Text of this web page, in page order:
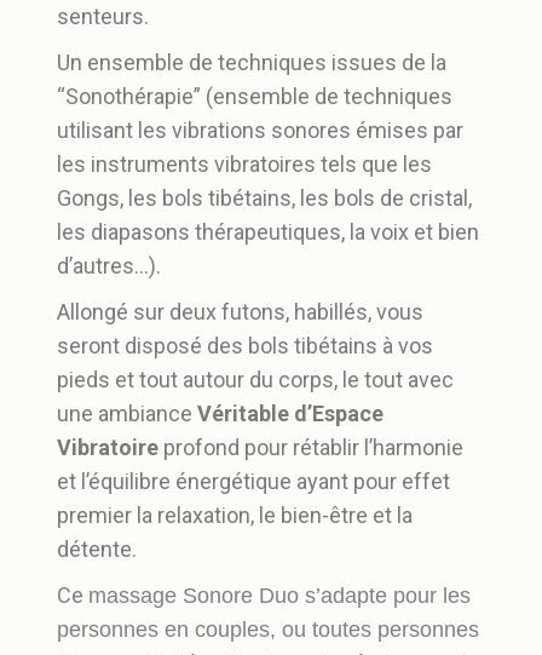
senteurs.
Un ensemble de techniques issues de la
“Sonothérapie” (ensemble de techniques
utilisant les vibrations sonores émises par
les instruments vibratoires tels que les
Gongs, les bols tibétains, les bols de cristal,
les diapasons thérapeutiques, la voix et bien
d’autres…).
Allongé sur deux futons, habillés, vous
seront disposé des bols tibétains à vos
pieds et tout autour du corps, le tout avec
une ambiance Véritable d’Espace
Vibratoireprofond pour rétablir l’harmonie
et l’équilibre énergétique ayant pour effet
premier la relaxation, le bien-être et la
détente.
Ce massage Sonore Duo s’adapte pour les
personnes en couples, ou toutes personnes